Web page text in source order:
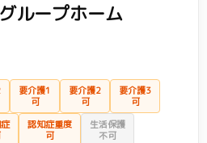
ループホーム
要介護1
可
要介護2
可
要介護3
可
認知症重度
可
生活保護
不可